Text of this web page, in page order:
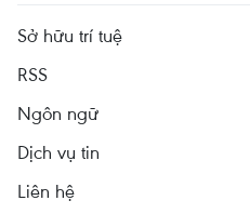
Sở hữu trí tuệ
RSS
Ngôn ngữ
Dịch vụ tin
Liên hệ